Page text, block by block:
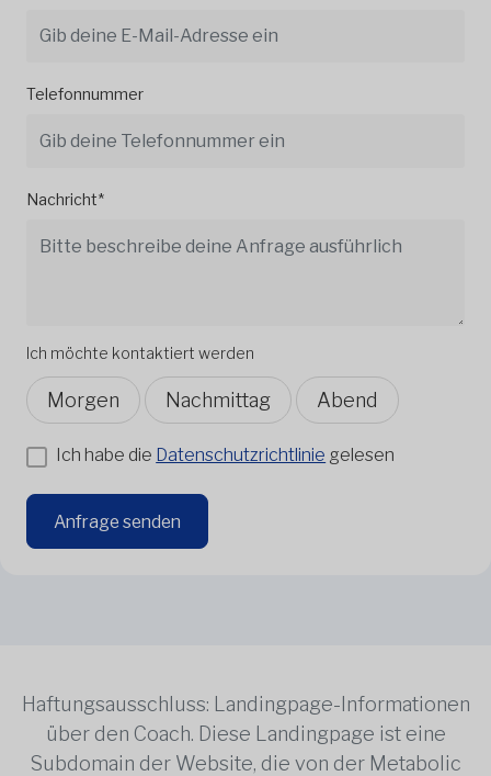
Telefonnummer
Nachricht*
Ich möchte kontaktiert werden
Morgen Nachmittag Abend
Ich habe die Datenschutzrichtlinie gelesen
Anfrage senden
Haftungsausschluss: Landingpage-Informationen
über den Coach. Diese Landingpage ist eine
Subdomain der Website, die von der Metabolic